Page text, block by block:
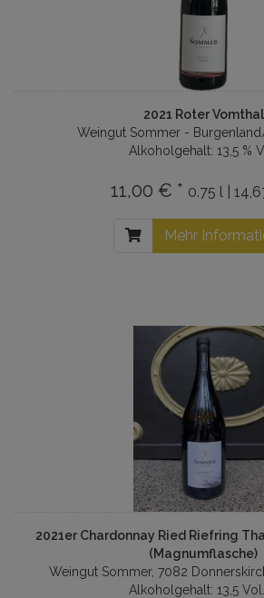
2021 Roter Vomthal
Weingut Sommer -
Alkoholgehalt: 13,5 %
11,00 € * 0.75 l |
Mehr
2021er Chardonnay Ried Riefring
(Magnumflasche)
Weingut Sommer, 7082
Alkoholgehalt: 13,5